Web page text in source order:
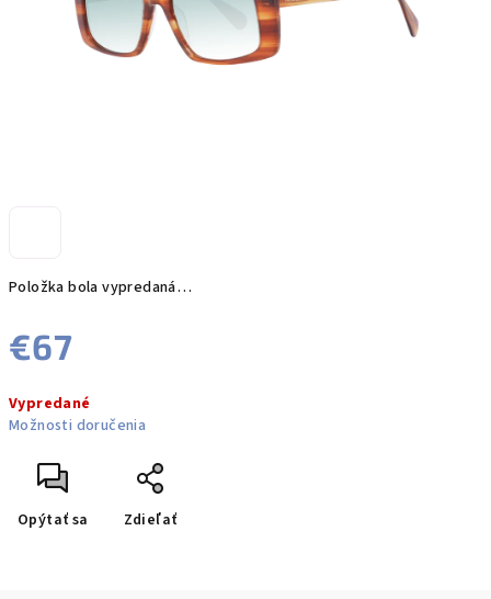
Položka bola vypredaná…
€67
cena:
Vypredané
Možnosti doručenia
Opýtať sa Zdieľať